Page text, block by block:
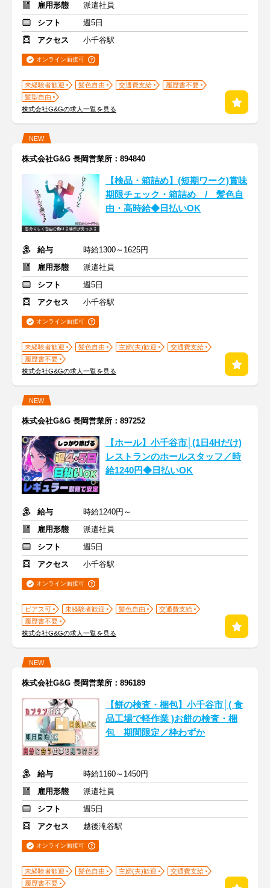
雇用形態
派遣社員
シフト
週5日
アクセス
小千谷駅
オンライン面接可
未経験者歓迎 髪色自由 交通費支給
履歴書不要
髪型自由
株式会社G&Gの求人一覧を見る
NEW
株式会社G&G 長岡営業所：894840
【検品・箱詰め】(短期ワーク)賞味
期限チェック・箱詰め / 髪色自
由・高時給◆日払いOK
給与
時給1300～1625円
雇用形態
派遣社員
シフト
週5日
アクセス
小千谷駅
オンライン面接可
未経験者歓迎 髪色自由 主婦(夫)歓迎
交通費支給
履歴書不要
株式会社G&Gの求人一覧を見る
NEW
株式会社G&G 長岡営業所：897252
【ホール】小千谷市│(1日4Hだけ)
レストランのホールスタッフ／時
給1240円◆日払いOK
給与
時給1240円～
雇用形態
派遣社員
シフト
週5日
アクセス
小千谷駅
オンライン面接可
ピアス可 未経験者歓迎 髪色自由
交通費支給
履歴書不要
株式会社G&Gの求人一覧を見る
NEW
株式会社G&G 長岡営業所：896189
【餅の検査・梱包】小千谷市│( 食
品工場で軽作業 )お餅の検査・梱
包 期間限定／枠わずか
給与
時給1160～1450円
雇用形態
派遣社員
シフト
週5日
アクセス
越後滝谷駅
オンライン面接可
未経験者歓迎 髪色自由 主婦(夫)歓迎
交通費支給
履歴書不要